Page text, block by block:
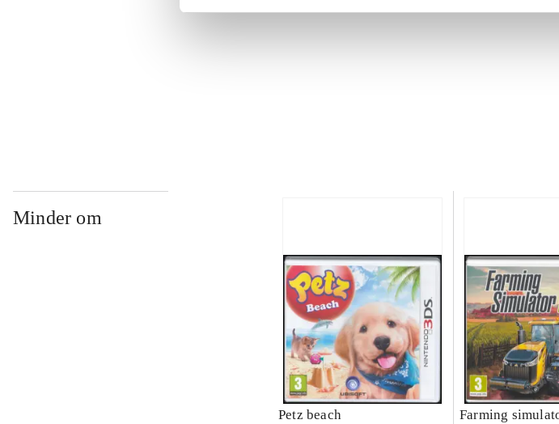
Minder om
Petz beach
Farming